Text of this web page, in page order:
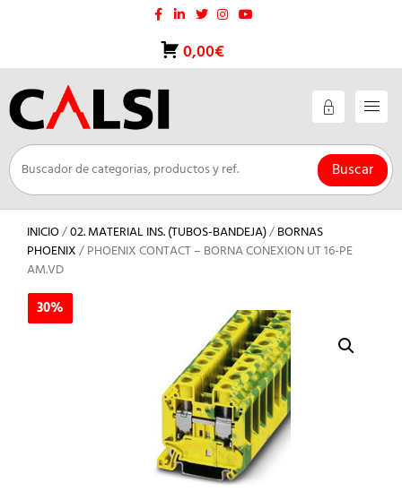
0,00€
Buscar
INICIO/02. MATERIAL INS. (TUBOS-BANDEJA)/BORNAS
PHOENIX/ PHOENIX CONTACT – BORNA CONEXION UT 16-PE
AM.VD
30%
30%